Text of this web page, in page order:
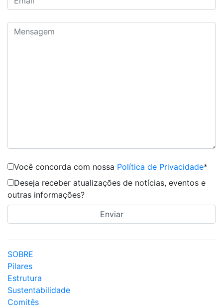
Você concorda com nossa Política de Privacidade*
Deseja receber atualizações de notícias, eventos e
outras informações?
SOBRE
Pilares
Estrutura
Sustentabilidade
Comitês